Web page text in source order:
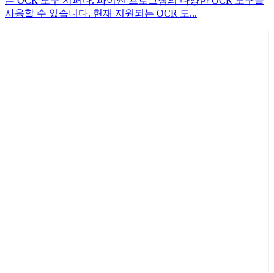
사용할 수 있습니다. 현재 지원되는 OCR 도...